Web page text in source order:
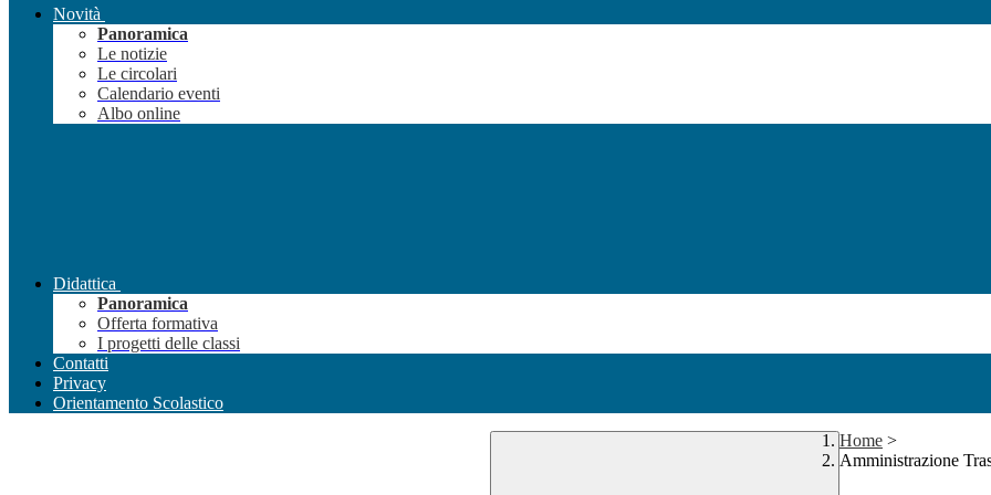
Novità
Panoramica
Le notizie
Le circolari
Calendario eventi
Albo online
Didattica
Panoramica
Offerta formativa
I progetti delle classi
Contatti
Privacy
Orientamento Scolastico
Home >
Amministrazione